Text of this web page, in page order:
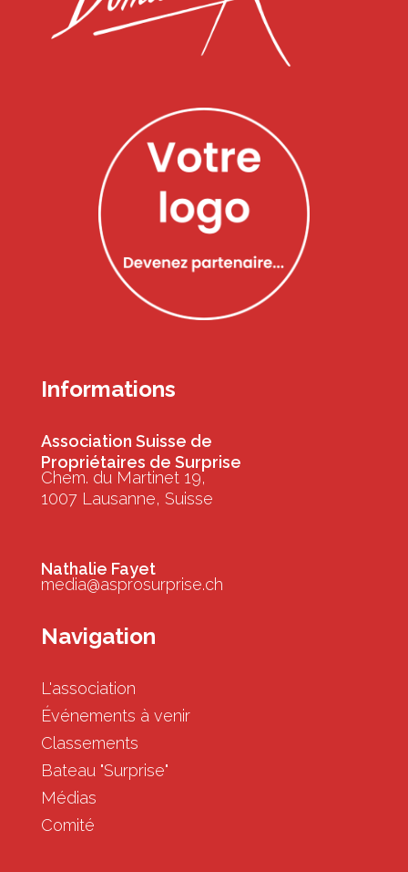
Informations
Association Suisse de
Propriétaires de Surprise
Chem. du Martinet 19,
1007 Lausanne, Suisse
Nathalie Fayet
media@asprosurprise.ch
Navigation
L'association
Événements à venir
Classements
Bateau "Surprise"
Médias
Comité